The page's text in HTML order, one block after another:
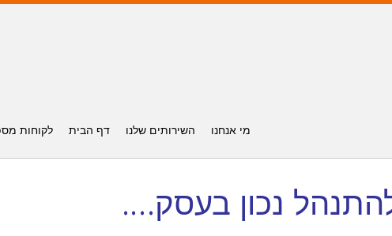
לקוחות דף הבית השירותים שלנו מי אנחנו
נכון בעסק….